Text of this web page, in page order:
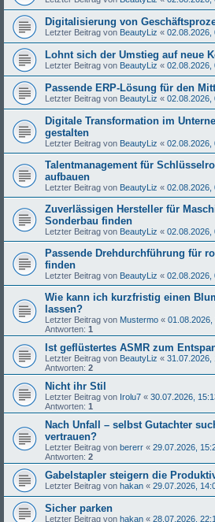
Digitalisierung von
Letzter Beitrag von BeautyLiz « 02.08.2026,
Lohnt sich der Umstieg auf neue
Letzter Beitrag von BeautyLiz « 02.08.2026,
Passende ERP-Lösung für den
Letzter Beitrag von BeautyLiz « 02.08.2026,
Digitale Transformation im
gestalten
Letzter Beitrag von BeautyLiz « 02.08.2026,
Talentmanagement für
aufbauen
Letzter Beitrag von BeautyLiz « 02.08.2026,
Zuverlässigen Hersteller für
Sonderbau finden
Letzter Beitrag von BeautyLiz « 02.08.2026,
Passende Drehdurchführung für
finden
Letzter Beitrag von BeautyLiz « 02.08.2026,
Wie kann ich kurzfristig einen
lassen?
Letzter Beitrag von Mustermo « 01.08.2026,
Antworten: 1
Ist geflüstertes ASMR zum
Letzter Beitrag von BeautyLiz « 31.07.2026,
Antworten: 2
Nicht ihr Stil
Letzter Beitrag von Irolu7 « 30.07.2026,
Antworten: 1
Nach Unfall – selbst Gutachter
vertrauen?
Letzter Beitrag von bererr « 29.07.2026,
Antworten: 2
Gabelstapler steigern die
Letzter Beitrag von hakan « 29.07.2026,
Sicher parken
Letzter Beitrag von hakan « 28.07.2026,